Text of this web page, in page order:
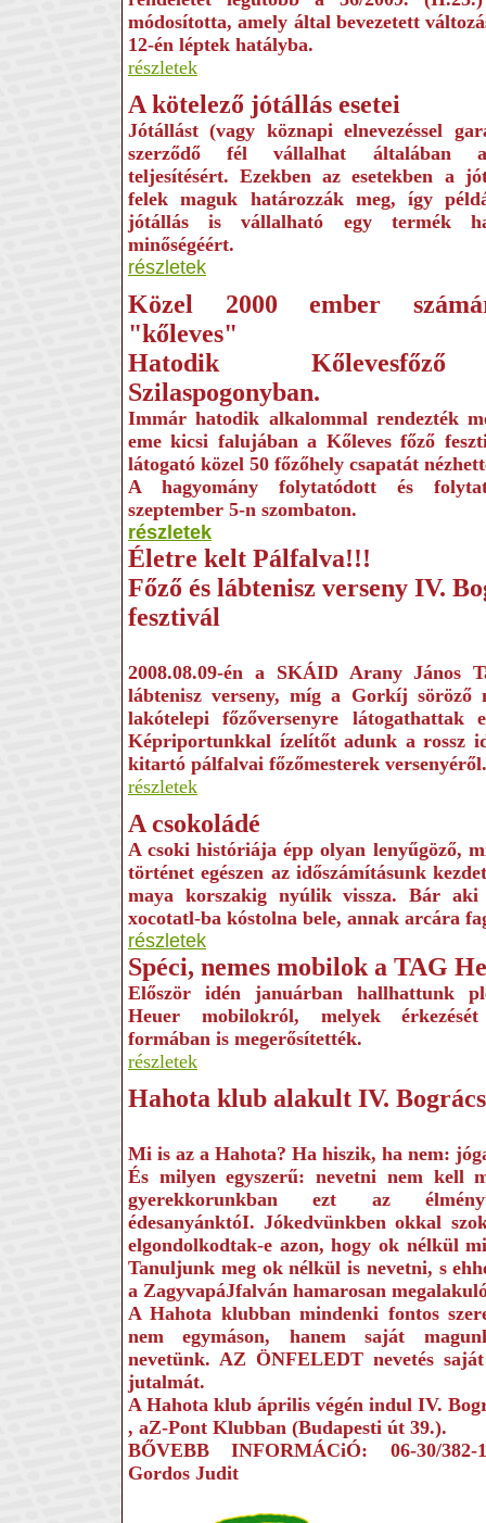
módosította, amely által bevezetett
12-én léptek hatályba.
részletek
A kötelező jótállás esetei
Jótállást (vagy köznapi elnevezéssel
szerződő fél vállalhat általában a
teljesítésért. Ezekben az esetekben a
felek maguk határozzák meg, így
jótállás is vállalható egy termék
minőségéért.
részletek
Közel 2000 ember
"kőleves"
Hatodik Kőlevesfőző
Szilaspogonyban.
Immár hatodik alkalommal rendezték
eme kicsi falujában a Kőleves főző
látogató közel 50 főzőhely csapatát
A hagyomány folytatódott és
szeptember 5-n szombaton.
részletek
Életre kelt Pálfalva!!!
Főző és lábtenisz verseny IV.
fesztivál
2008.08.09-én a SKÁID Arany János
lábtenisz verseny, míg a Gorkíj söröző
lakótelepi főzőversenyre látogathattak
Képriportunkkal ízelítőt adunk a rossz
kitartó pálfalvai főzőmesterek versenyéről.
részletek
A csokoládé
A csoki históriája épp olyan lenyűgöző,
történet egészen az időszámításunk
maya korszakig nyúlik vissza. Bár aki
xocotatl-ba kóstolna bele, annak arcára
részletek
Spéci, nemes mobilok a TAG
Először idén januárban hallhattunk
Heuer mobilokról, melyek
formában is megerősítették.
részletek
Hahota klub alakult IV.
Mi is az a Hahota? Ha hi­szik, ha nem:
És milyen egyszerű: ne­vetni nem kell
gyerekkorunkban ezt az
édesanyánktóI. Jókedvünk­ben okkal
elgondolkodtak-e azon, hogy ok nélkül
Tanuljunk meg ok nélkül is nevetni, s
a ZagyvapáJfalván hamarosan
A Hahota klub­ban mindenki fontos
nem egymá­son, hanem saját
nevetünk. AZ ÖNFELEDT nevetés
jutalmát.
A Hahota klub április vé­gén indul IV.
, aZ-Pont Klubban (Buda­pesti út 39.).
BŐVEBB INFORMÁCiÓ: 06-30/382-
Gordos Judit